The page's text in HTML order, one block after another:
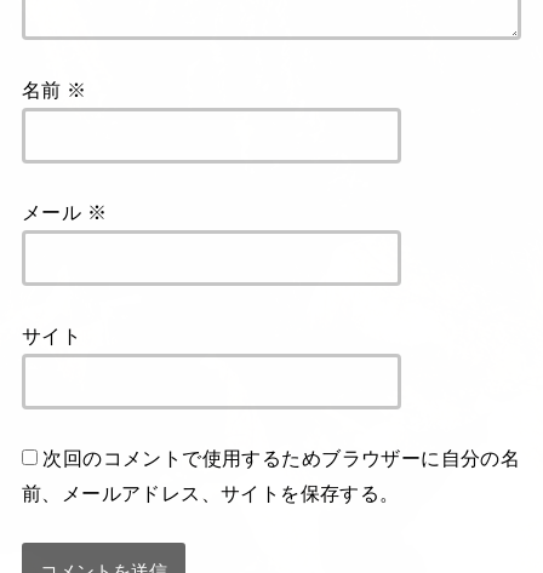
名前 ※
メール ※
サイト
次回のコメントで使用するためブラウザーに自分の名
前、メールアドレス、サイトを保存する。